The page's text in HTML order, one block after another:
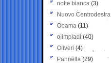
notte bianca (3)
Nuovo Centrodestra
Obama (11)
olimpiadi (40)
Oliveri (4)
Pannella (29)